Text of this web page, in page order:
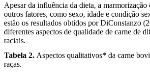
Apesar da influência da dieta, a marmorização
outros fatores, como sexo, idade e condição
estão os resultados obtidos por DiConstanzo
diferentes aspectos de qualidade de carne de
raciais.
Tabela 2. Aspectos qualitativos* da carne
raças.